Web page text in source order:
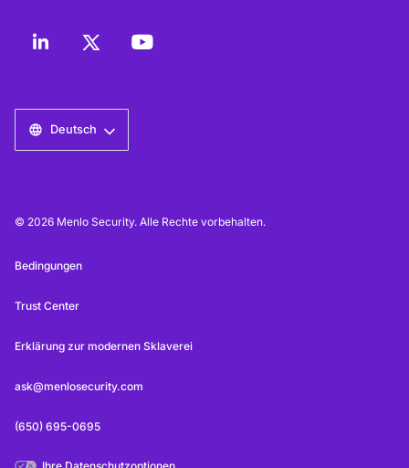
Deutsch
© 2026 Menlo Security. Alle Rechte vorbehalten.
Bedingungen
Trust Center
Erklärung zur modernen Sklaverei
ask@menlosecurity.com
(650) 695-0695